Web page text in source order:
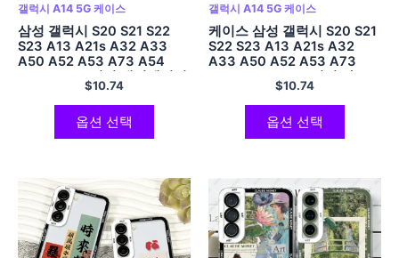
갤럭시 A14 5G 케이스
삼성 갤럭시 S20 S21 S22
S23 A13 A21s A32 A33
A50 A52 A53 A73 A54
A14 소프트 커버 애니메이션
$10.74
옵션 선택
갤럭시 A14 5G 케이스
케이스 삼성 갤럭시 S20 S21
S22 S23 A13 A21s A32
A33 A50 A52 A53 A73
A54 A14 소프트 커버 아트
미학 데이비드 동상
$10.74
옵션 선택